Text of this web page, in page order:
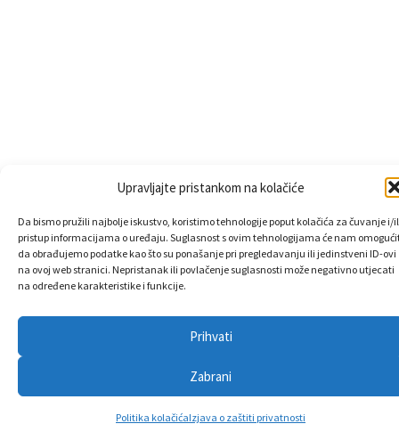
Upravljajte pristankom na kolačiće
Da bismo pružili najbolje iskustvo, koristimo tehnologije poput kolačića za čuvanje i/
pristup informacijama o uređaju. Suglasnost s ovim tehnologijama će nam
da obrađujemo podatke kao što su ponašanje pri pregledavanju ili jedinstveni ID-ovi
na ovoj web stranici. Nepristanak ili povlačenje suglasnosti može negativno utjecati
na određene karakteristike i funkcije.
Prihvati
Zabrani
Politika kolačićaIzjava o zaštiti privatnosti